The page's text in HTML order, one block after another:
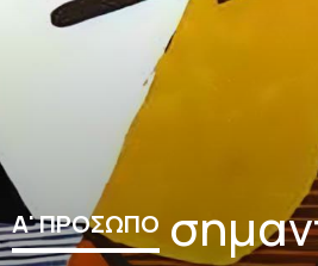
Α' ΠΡΟΣΩΠΟ